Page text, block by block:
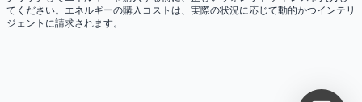
てください。エネルギーの購入コストは、実際の状況に応じて動的かつインテリ
ジェントに請求されます。